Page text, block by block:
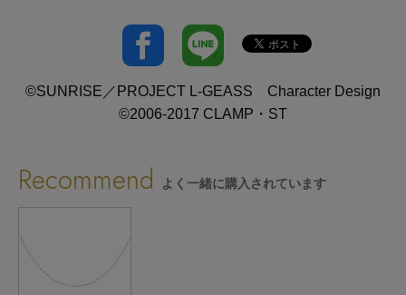
©SUNRISE／PROJECT L-GEASS Character Design
©2006-2017 CLAMP・ST
Recommend よく一緒に購入されています